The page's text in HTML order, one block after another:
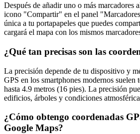
Después de añadir uno o más marcadores
icono "Compartir" en el panel
única a tu portapapeles que puedes
cargará el mapa con los mismos
¿Qué tan precisas son las
La precisión depende de tu dispositivo y
GPS en los smartphones modernos suelen
hasta 4.9 metros (16 pies). La precisión
edificios, árboles y condiciones
¿Cómo obtengo coordenadas
Google Maps?